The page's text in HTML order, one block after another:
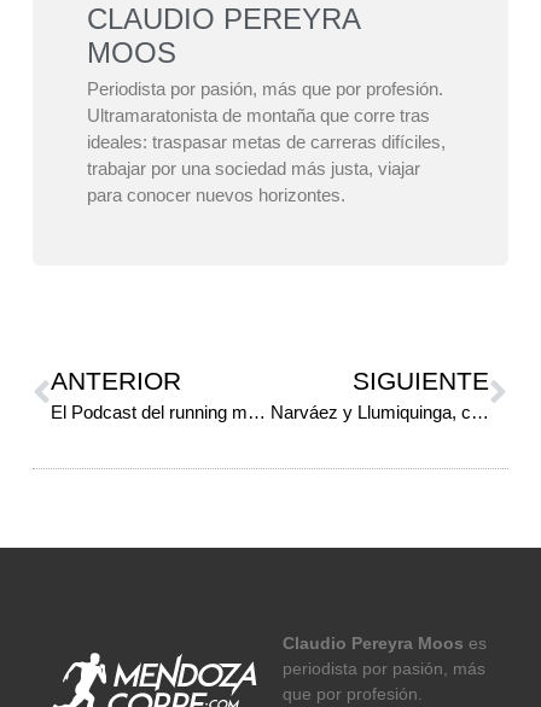
CLAUDIO PEREYRA
MOOS
Periodista por pasión, más que por profesión.
Ultramaratonista de montaña que corre tras
ideales: traspasar metas de carreras difíciles,
trabajar por una sociedad más justa, viajar
para conocer nuevos horizontes.
ANTERIOR
El Podcast del running mendocino
SIGUIENTE
Narváez y Llumiquinga, campeones sudamericanos de trail
Claudio Pereyra Moos es
periodista por pasión, más
que por profesión.